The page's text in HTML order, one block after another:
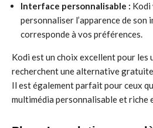
Interface personnalisable : Kodi
personnaliser l’apparence de son
corresponde à vos préférences.
Kodi est un choix excellent pour les
recherchent une alternative
Il est également parfait pour ceux
multimédia personnalisable et riche